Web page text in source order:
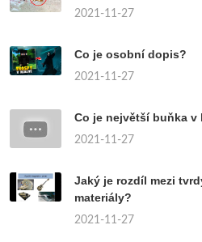
2021-11-27
Co je osobní dopis?
2021-11-27
Co je největší buňka v
2021-11-27
Jaký je rozdíl mezi
materiály?
2021-11-27